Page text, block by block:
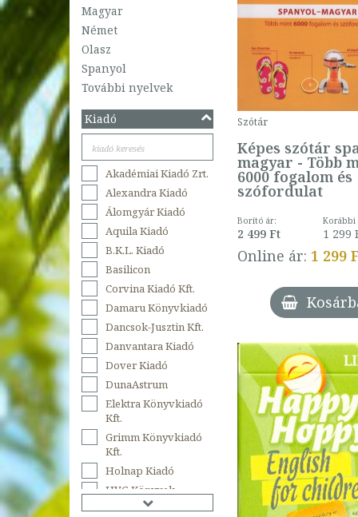
Magyar
Német
Olasz
Spanyol
További nyelvek
Kiadó
Akadémiai Kiadó Zrt.
Alexandra Kiadó
Álomgyár Kiadó
Aquila Kiadó
B.K.L. Kiadó
Basilicon
Corvina Kiadó Kft.
Damaru Könyvkiadó
Dancsok-Jusztin Kft.
Danvantara Kiadó
Dover Kiadó
DunaAstrum
Elektra Könyvkiadó
Kft.
Grimm Könyvkiadó
Kft.
Holnap Kiadó
HVG Könyvek
Klett Kiadó
Szótár
Képes szótár
magyar - Több
6000 fogalom és
szófordulat
Borító ár:
2 499 Ft
Korábbi
1 299
Online ár: 1 299